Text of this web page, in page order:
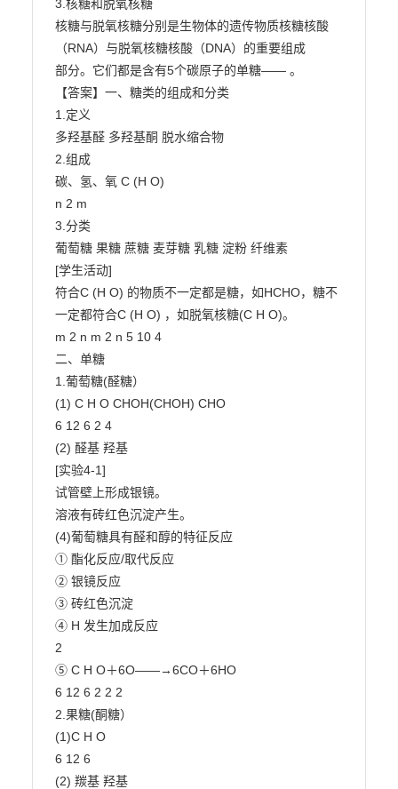
3.核糖和脱氧核糖
核糖与脱氧核糖分别是生物体的遗传物质核糖核酸
（RNA）与脱氧核糖核酸（DNA）的重要组成
部分。它们都是含有5个碳原子的单糖—— 。
【答案】一、糖类的组成和分类
1.定义
多羟基醛 多羟基酮 脱水缩合物
2.组成
碳、氢、氧 C (H O)
n 2 m
3.分类
葡萄糖 果糖 蔗糖 麦芽糖 乳糖 淀粉 纤维素
[学生活动]
符合C (H O) 的物质不一定都是糖，如HCHO，糖不
一定都符合C (H O) ，如脱氧核糖(C H O)。
m 2 n m 2 n 5 10 4
二、单糖
1.葡萄糖(醛糖）
(1) C H O CHOH(CHOH) CHO
6 12 6 2 4
(2) 醛基 羟基
[实验4-1]
试管壁上形成银镜。
溶液有砖红色沉淀产生。
(4)葡萄糖具有醛和醇的特征反应
① 酯化反应/取代反应
② 银镜反应
③ 砖红色沉淀
④ H 发生加成反应
2
⑤ C H O＋6O――→6CO＋6HO
6 12 6 2 2 2
2.果糖(酮糖）
(1)C H O
6 12 6
(2) 羰基 羟基